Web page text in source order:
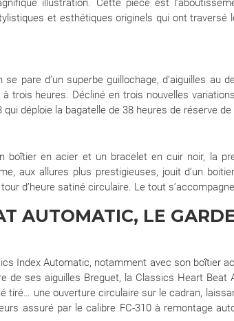
illustration. Cette pièce est
et esthétiques originels qui ont
pare d’un superbe guillochage, d’aiguilles au
trois heures. Décliné en trois nouvelles
déploie la bagatelle de 38 heures de réserve
boîtier en acier et un bracelet en cuir noir, la
aux allures plus prestigieuses, jouit d’un
d’heure satiné circulaire. Le tout
AUTOMATIC, LE
Index Automatic, notamment avec son boîtier
de ses aiguilles Breguet, la Classics Heart
tiré… une ouverture circulaire sur le cadran,
assuré par le calibre FC-310 à remontage